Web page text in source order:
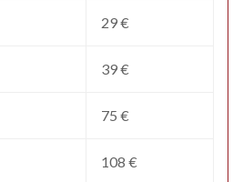
29 €
39 €
75 €
108 €